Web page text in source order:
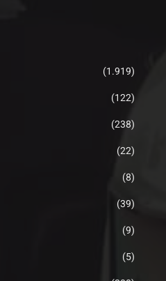
(1.919)
(122)
(238)
(22)
(8)
(39)
(9)
(5)